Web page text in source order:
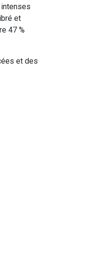
et
47 %
et des